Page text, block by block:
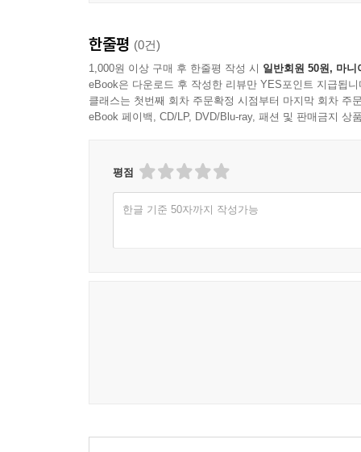
한줄평 (0건)
1,000원 이상 구매 후 한줄평 작성 시 일반회원 50원, 마니
eBook은 다운로드 후 작성한 리뷰만 YES포인트 지급됩니
클래스는 첫번째 회차 주문확정 시점부터 마지막 회차 주
eBook 페이백, CD/LP, DVD/Blu-ray, 패션 및 판매금지 상
평점
한글 기준 50자까지 작성가능